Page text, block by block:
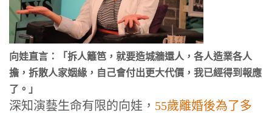
向娃直言：「拆人籬笆，就要造城牆還人，各人造業各人
擔，拆散人家姻緣，自己會付出更大代價，我已經得到報應
了。」
深知演藝生命有限的向娃， 55歲離婚後為了多